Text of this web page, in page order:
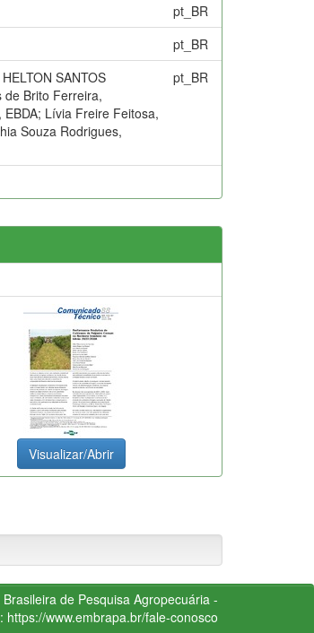
pt_BR
pt_BR
SANTOS
de Brito Ferreira,
Lívia Freire Feitosa,
Souza Rodrigues,
pt_BR
Visualizar/Abrir
Brasileira de Pesquisa Agropecuária -
https://www.embrapa.br/fale-conosco